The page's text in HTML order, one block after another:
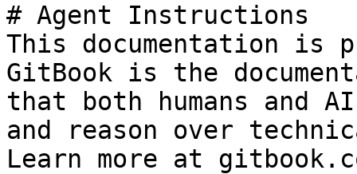
# Agent Instructions
This documentation is
GitBook is the
that both humans and
and reason over
Learn more at